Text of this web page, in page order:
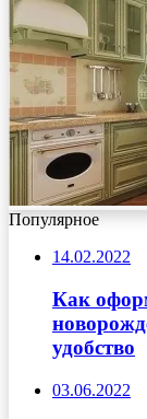
Популярное
14.02.2022
Как
удобство
03.06.2022